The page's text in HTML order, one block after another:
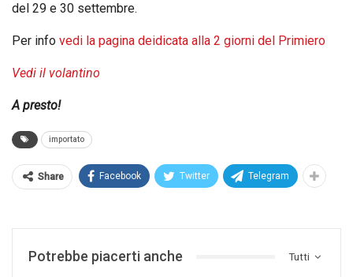
del 29 e 30 settembre.
Per info vedi la pagina deidicata alla 2 giorni del Primiero
Vedi il volantino
A presto!
importato
Share Facebook Twitter Telegram
Tutti
Potrebbe piacerti anche